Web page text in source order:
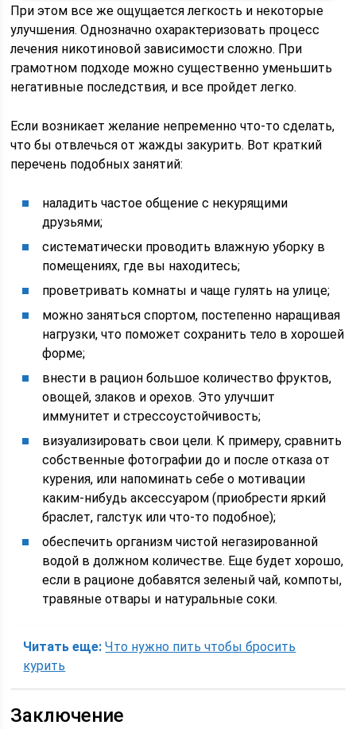
При этом все же ощущается легкость и некоторые
улучшения. Однозначно охарактеризовать процесс
лечения никотиновой зависимости сложно. При
грамотном подходе можно существенно уменьшить
негативные последствия, и все пройдет легко.
Если возникает желание непременно что-то сделать,
что бы отвлечься от жажды закурить. Вот краткий
перечень подобных занятий:
наладить частое общение с некурящими
друзьями;
систематически проводить влажную уборку в
помещениях, где вы находитесь;
проветривать комнаты и чаще гулять на улице;
можно заняться спортом, постепенно наращивая
нагрузки, что поможет сохранить тело в хорошей
форме;
внести в рацион большое количество фруктов,
овощей, злаков и орехов. Это улучшит
иммунитет и стрессоустойчивость;
визуализировать свои цели. К примеру, сравнить
собственные фотографии до и после отказа от
курения, или напоминать себе о мотивации
каким-нибудь аксессуаром (приобрести яркий
браслет, галстук или что-то подобное);
обеспечить организм чистой негазированной
водой в должном количестве. Еще будет хорошо,
если в рационе добавятся зеленый чай, компоты,
травяные отвары и натуральные соки.
Читать еще: Что нужно пить чтобы бросить
курить
Заключение